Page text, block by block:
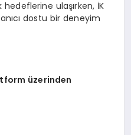
ulaşırken, İK
dostu bir deneyim
üzerinden